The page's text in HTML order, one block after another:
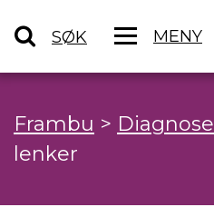
SØK MENY
Frambu > Diagnose
lenker